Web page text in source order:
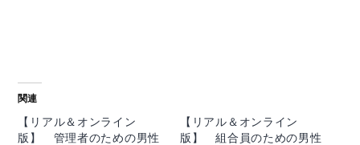
関連
【リアル＆オンライン
版】 管理者のための男性
【リアル＆オンライン
版】 組合員のための男性